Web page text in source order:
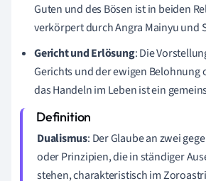
Guten und des Bösen ist in beiden
verkörpert durch Angra Mainyu und
Gericht und Erlösung: Die
Gerichts und der ewigen Belohnung
das Handeln im Leben ist ein
Dualismus: Der Glaube an zwei
oder Prinzipien, die in ständiger
stehen, charakteristisch im